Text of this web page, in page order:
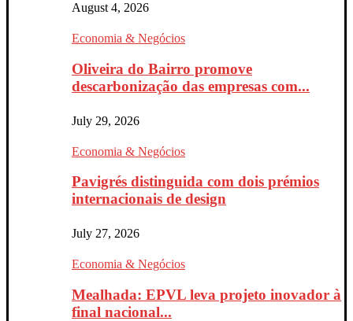
August 4, 2026
Economia & Negócios
Oliveira do Bairro promove
descarbonização das empresas com...
July 29, 2026
Economia & Negócios
Pavigrés distinguida com dois prémios
internacionais de design
July 27, 2026
Economia & Negócios
Mealhada: EPVL leva projeto inovador à
final nacional...